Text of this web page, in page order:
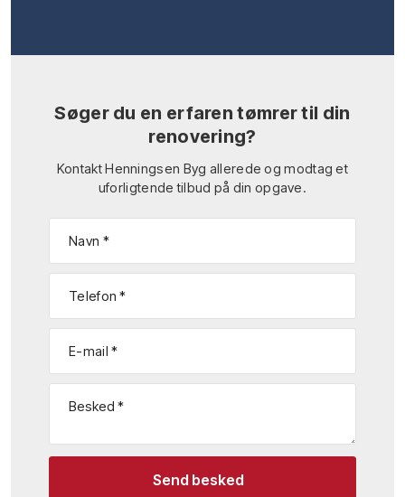
Søger du en erfaren tømrer til din
renovering?
Kontakt Henningsen Byg allerede og modtag et
uforligtende tilbud på din opgave.